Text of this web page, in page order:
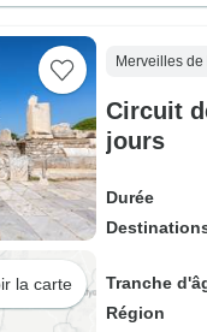
la carte
Merveilles
Circuit
jours
Durée
Tranche
Région